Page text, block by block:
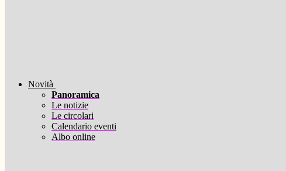
Novità
Panoramica
Le notizie
Le circolari
Calendario eventi
Albo online